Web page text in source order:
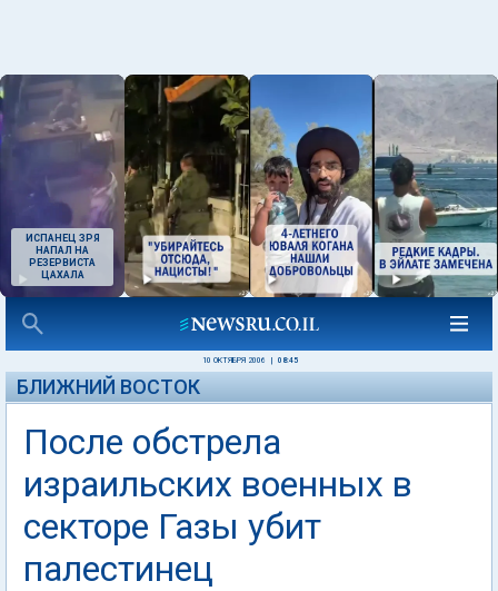
ИСПАНЕЦ ЗРЯ
НАПАЛ НА
РЕЗЕРВИСТА
ЦАХАЛА
10 ОКТЯБРЯ 2006 08:45
БЛИЖНИЙ ВОСТОК
После обстрела
израильских военных в
секторе Газы убит
палестинец